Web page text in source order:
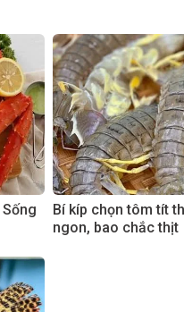
Bí kíp chọn tôm tít
ngon, bao chắc thịt